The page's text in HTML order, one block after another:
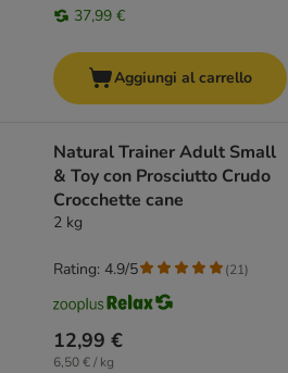
37,99 €
Aggiungi al carrello
Natural Trainer Adult Small
& Toy con Prosciutto Crudo
Crocchette cane
2 kg
12,99 €
6,50 € / kg
Rating: 4.9/5 (21)